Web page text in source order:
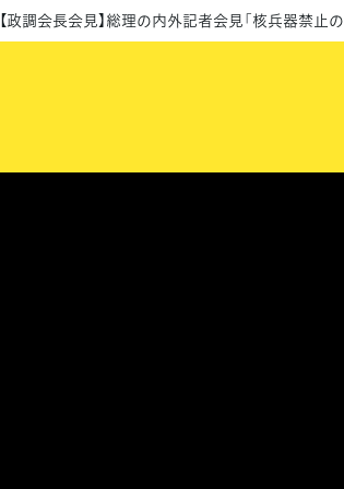
【政調会長会見】総理の内外記者会見「核兵器禁